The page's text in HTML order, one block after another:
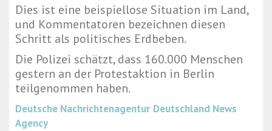
Dies ist eine beispiellose Situation im Land,
und Kommentatoren bezeichnen diesen
Schritt als politisches Erdbeben.
Die Polizei schätzt, dass 160.000 Menschen
gestern an der Protestaktion in Berlin
teilgenommen haben.
Deutsche Nachrichtenagentur Deutschland News
Agency